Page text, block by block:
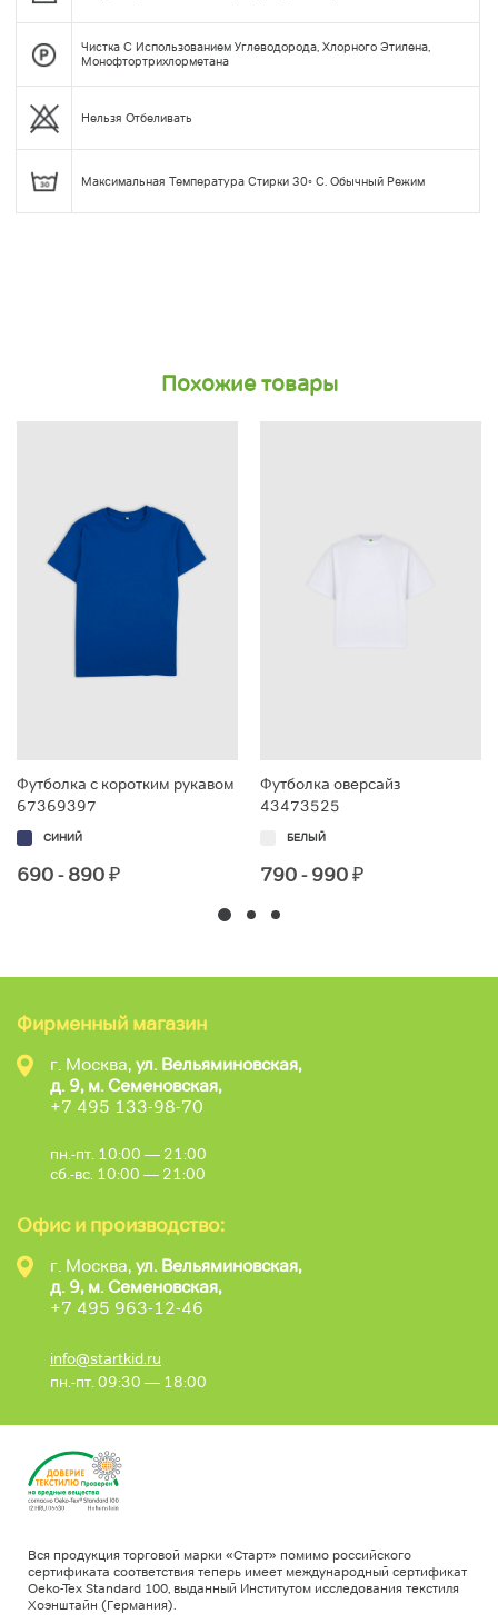
Чистка С Использованием Углеводорода, Хлорного Этилена,
Монофтортрихлорметана
Нельзя Отбеливать
Максимальная Температура Стирки 30◦ С. Обычный Режим
Похожие товары
Футболка с коротким рукавом
67369397
СИНИЙ
690 - 890₽
Футболка оверсайз
43473525
БЕЛЫЙ
790 - 990₽
Фирменный магазин
г. Москва, ул. Вельяминовская,
д. 9, м. Семеновская,
+7 495 133-98-70
пн.-пт. 10:00 — 21:00
сб.-вс. 10:00 — 21:00
Офис и производство:
г. Москва, ул. Вельяминовская,
д. 9, м. Семеновская,
+7 495 963-12-46
info@startkid.ru
пн.-пт. 09:30 — 18:00
Вся продукция торговой марки «Старт» помимо российского
сертификата соответствия теперь имеет международный сертификат
Oeko-Tex Standard 100, выданный Институтом исследования текстиля
Хоэнштайн (Германия).